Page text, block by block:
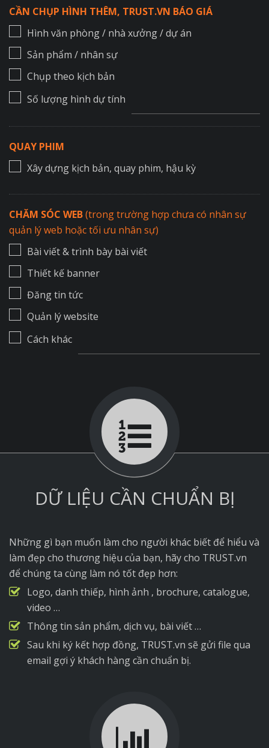
CẦN CHỤP HÌNH THÊM, TRUST.VN BÁO GIÁ
Hình văn phòng / nhà xưởng / dự án
Sản phẩm / nhân sự
Chụp theo kịch bản
Số lượng hình dự tính
QUAY PHIM
Xây dựng kịch bản, quay phim, hậu kỳ
CHĂM SÓC WEB(trong trường hợp chưa có nhân sự
quản lý web hoặc tối ưu nhân sự)
Bài viết & trình bày bài viết
Thiết kế banner
Đăng tin tức
Quản lý website
Cách khác
DỮ LIỆU CẦN CHUẨN BỊ
Những gì bạn muốn làm cho người khác biết để hiểu và
làm đẹp cho thương hiệu của bạn, hãy cho TRUST.vn
để chúng ta cùng làm nó tốt đẹp hơn:
Logo, danh thiếp, hình ảnh , brochure, catalogue,
video …
Thông tin sản phẩm, dịch vụ, bài viết …
Sau khi ký kết hợp đồng, TRUST.vn sẽ gửi file qua
email gợi ý khách hàng cần chuẩn bị.